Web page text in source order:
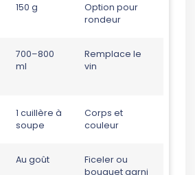
150 g
Option pour
rondeur
700–800
ml
Remplace le
vin
1 cuillère à
soupe
Corps et
couleur
Au goût
Ficeler ou
bouquet garni